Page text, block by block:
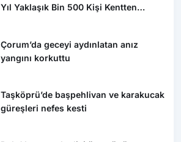
Yıl Yaklaşık Bin 500 Kişi Kentten
Çorum’da geceyi aydınlatan anız
yangını korkuttu
Taşköprü’de başpehlivan ve karakucak
güreşleri nefes kesti